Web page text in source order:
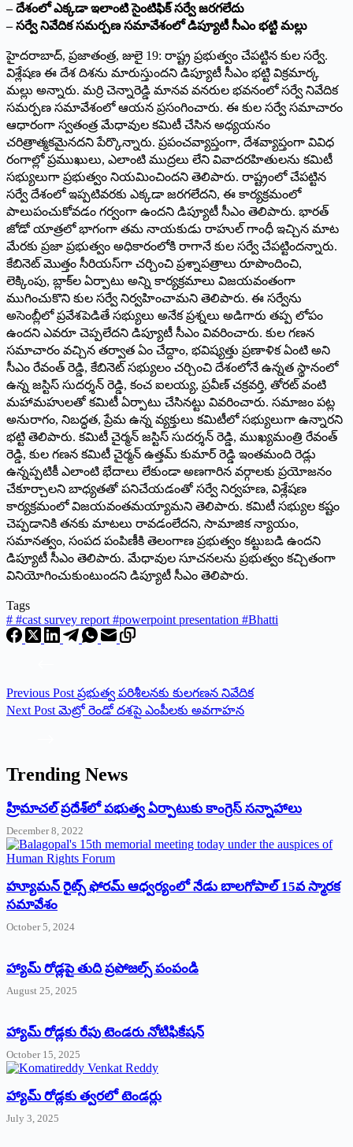
– దేశంలో ఎక్కడా ఇలాంటి సైంటిఫిక్‌ సర్వే జరగలేదు
– సర్వే నివేదిక సమర్పణ సమావేశంలో డిప్యూటీ సీఎం భట్టి మల్లు
హైదరాబాద్‌, ప్రజాతంత్ర, జులై 19: రాష్ట్ర ప్రభుత్వం చేపట్టిన కుల సర్వే.
విశ్లేషణ ఈ దేశ దిశను మారుస్తుందని డిప్యూటీ సీఎం భట్టి విక్రమార్క
మల్లు అన్నారు. మర్రి చెన్నారెడ్డి మానవ వనరుల భవనంలో సర్వే నివేదిక
సమర్పణ సమావేశంలో ఆయన ప్రసంగించారు. ఈ కుల సర్వే సమాచారం
ఆధారంగా స్వతంత్ర మేధావుల కమిటీ చేసిన అధ్యయనం
చరిత్రాత్మకమైనదని పేర్కొన్నారు. ప్రపంచవ్యాప్తంగా, దేశవ్యాప్తంగా వివిధ
రంగాల్లో ప్రముఖులు, ఎలాంటి ముద్రలు లేని వివాదరహితులను కమిటీ
సభ్యులుగా ప్రభుత్వం నియమించిందని తెలిపారు. రాష్ట్రంలో చేపట్టిన
సర్వే దేశంలో ఇప్పటివరకు ఎక్కడా జరగలేదని, ఈ కార్యక్రమంలో
పాలుపంచుకోవడం గర్వంగా ఉందని డిప్యూటీ సీఎం తెలిపారు. భారత్‌
జోడో యాత్రలో భాగంగా తమ నాయకుడు రాహుల్‌ గాంధీ ఇచ్చిన మాట
మేరకు ప్రజా ప్రభుత్వం అధికారంలోకి రాగానే కుల సర్వే చేపట్టిందన్నారు.
కేబినెట్‌ మొత్తం సీరియస్‌గా చర్చించి ప్రశ్నాపత్రాలు రూపొందించి,
లెక్కింపు, బ్లాక్‌ల ఏర్పాటు అన్ని కార్యక్రమాలు విజయవంతంగా
ముగించుకొని కుల సర్వే నిర్వహించామని తెలిపారు. ఈ సర్వేను
అసెంబ్లీలో ప్రవేశపెడితే సభ్యులు అనేక ప్రశ్నలు అడిగారు తప్ప లోపం
ఉందని ఎవరూ చెప్పలేదని డిప్యూటీ సీఎం వివరించారు. కుల గణన
సమాచారం వచ్చిన తర్వాత ఏం చేద్దాం, భవిష్యత్తు ప్రణాళిక ఏంటి అని
సీఎం రేవంత్‌ రెడ్డి, కేబినెట్‌ సభ్యులం చర్చించి దేశంలోనే ఉన్నత స్థానంలో
ఉన్న జస్టిస్‌ సుదర్శన్‌ రెడ్డి, కంచ ఐలయ్య, ప్రవీణ్‌ చక్రవర్తి, తోరట్‌ వంటి
మహామహులతో కమిటీ ఏర్పాటు చేసినట్టు వివరించారు. సమాజం పట్ల
అనురాగం, నిబద్ధత, ప్రేమ ఉన్న వ్యక్తులు కమిటీలో సభ్యులుగా ఉన్నారని
భట్టి తెలిపారు. కమిటీ చైర్మన్‌ జస్టిస్‌ సుదర్శన్‌ రెడ్డి, ముఖ్యమంత్రి రేవంత్‌
రెడ్డి, కుల గణన కమిటీ చైర్మన్‌ ఉత్తమ్‌ కుమార్‌ రెడ్డి ఇంతమంది రెడ్లు
ఉన్నప్పటికీ ఎలాంటి భేదాలు లేకుండా అణగారిన వర్గాలకు ప్రయోజనం
చేకూర్చాలని బాధ్యతతో పనిచేయడంతో సర్వే నిర్వహణ, విశ్లేషణ
కార్యక్రమంలో విజయవంతమయ్యామని తెలిపారు. కమిటీ సభ్యుల కష్టం
చెప్పడానికి తనకు మాటలు రావడంలేదని, సామాజిక న్యాయం,
సమానత్వం, సంపద పంపిణీకి తెలంగాణ ప్రభుత్వం కట్టుబడి ఉందని
డిప్యూటీ సీఎం తెలిపారు. మేధావుల సూచనలను ప్రభుత్వం కచ్చితంగా
వినియోగించుకుంటుందని డిప్యూటీ సీఎం తెలిపారు.
Tags
# #cast survey report #powerpoint presentation #Bhatti
Previous Post ప్రభుత్వ పరిశీలనకు కులగణన నివేదిక
Next Post మెట్రో రెండో దశపై ఎంపీలకు అవగాహన
Trending News
‌హ్రిమాచల్‌ ‌ప్రదేశ్‌లో పభుత్వ ఏర్పాటుకు కాంగ్రెస్‌ ‌సన్నాహాలు
December 8, 2022
హ్యూమన్‌ రైట్స్‌ ఫోరమ్‌ ఆధ్వర్యంలో నేడు బాలగోపాల్‌ 15వ స్మారక
సమావేశం
October 5, 2024
హ్యామ్‌ రోడ్లపై తుది ప్రపోజల్స్‌ పంపండి
August 25, 2025
హ్యామ్‌ రోడ్లకు రేపు టెండరు నోటిఫికేషన్‌
October 15, 2025
హ్యామ్‌ రోడ్లకు త్వరలో టెండర్లు
July 3, 2025